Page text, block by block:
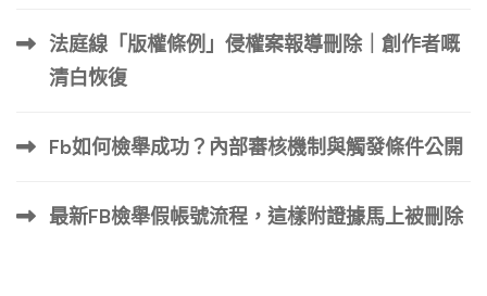
們。也許有一天我也會跟你分享其中一兩個 心理方面 這項
挑戰的心理層面怎麼強調都不為過。負面新聞可能會造成恥
資訊。 打破這個循環需要一種策略方法，不僅要解決內
響的第一步。 在 WebRto，我們磨練了自 […] …
法庭線「版權條例」侵權案報導刪除｜創作者嘅
清白恢復
Fb如何檢舉成功？內部審核機制與觸發條件公開
最新FB檢舉假帳號流程，這樣附證據馬上被刪除